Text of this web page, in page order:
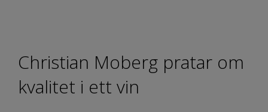
Christian Moberg pratar om
kvalitet i ett vin